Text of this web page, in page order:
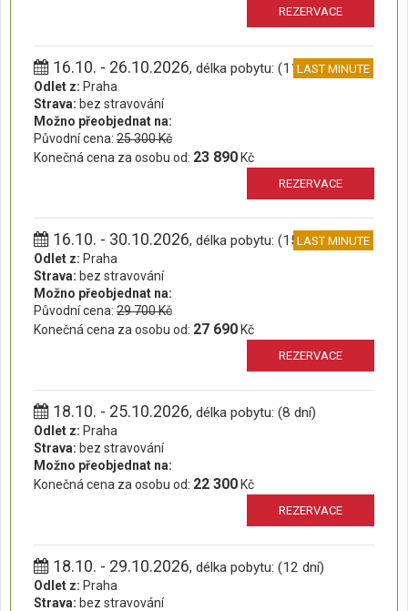
REZERVACE
16.10. - 26.10.2026, délka pobytu: (11 dní)LAST MINUTE
Odlet z: Praha
Strava: bez stravování
Možno přeobjednat na:
Původní cena: 25 300 Kč
Konečná cena za osobu od: 23 890 Kč
REZERVACE
16.10. - 30.10.2026, délka pobytu: (15 dní)LAST MINUTE
Odlet z: Praha
Strava: bez stravování
Možno přeobjednat na:
Původní cena: 29 700 Kč
Konečná cena za osobu od: 27 690 Kč
REZERVACE
18.10. - 25.10.2026, délka pobytu: (8 dní)
Odlet z: Praha
Strava: bez stravování
Možno přeobjednat na:
Konečná cena za osobu od: 22 300 Kč
REZERVACE
18.10. - 29.10.2026, délka pobytu: (12 dní)
Odlet z: Praha
Strava: bez stravování